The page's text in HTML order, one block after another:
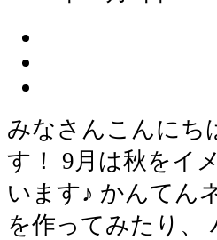
みなさんこんにち
す！ 9月は秋をイ
います♪ かんてん
を作ってみたり、